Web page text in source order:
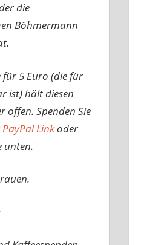
die
Böhmermann
für 5 Euro (die für
ist) hält diesen
offen. Spenden Sie
PayPal Linkoder
unten.